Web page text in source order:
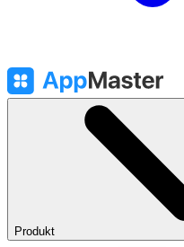
Produkt